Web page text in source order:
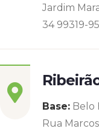
Jardim
34 99319-
Base: Belo
Rua